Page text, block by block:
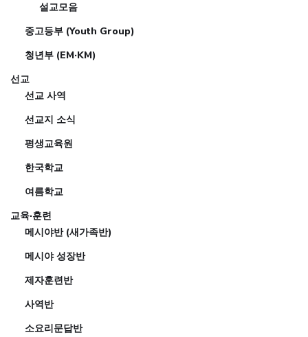
설교모음
중고등부 (Youth Group)
청년부 (EM·KM)
선교
선교 사역
선교지 소식
평생교육원
한국학교
여름학교
교육·훈련
메시야반 (새가족반)
메시야 성장반
제자훈련반
사역반
소요리문답반